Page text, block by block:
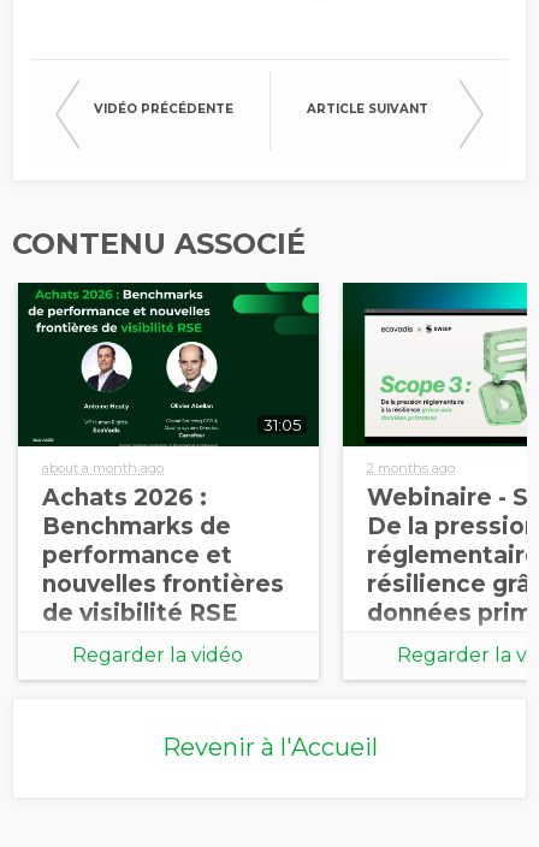
VIDÉO PRÉCÉDENTE ARTICLE SUIVANT
CONTENU ASSOCIÉ
31:05
about a month ago
Achats 2026 :
Benchmarks de
performance et
nouvelles frontières
de visibilité RSE
Regarder la vidéo
2 months ago
Webinaire -
De la pression
résilience
données
Regarder la
Revenir à l'Accueil